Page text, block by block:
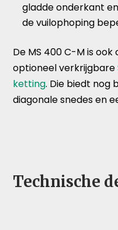
gladde onderkant
de vuilophoping
De MS 400 C-M is
optioneel verkrijgbare
ketting. Die biedt nog
diagonale snedes en
Technische